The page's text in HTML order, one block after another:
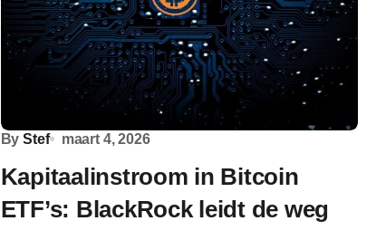
By Stef maart 4, 2026
Kapitaalinstroom in Bitcoin
ETF’s: BlackRock leidt de weg